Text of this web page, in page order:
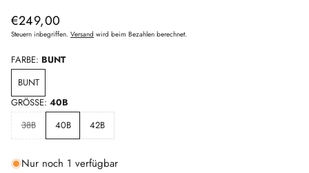
Normaler
Preis
€249,00
Steuern inbegriffen. Versand wird beim Bezahlen berechnet.
FARBE: BUNT
BUNT
GRÖSSE: 40B
38B
40B 42B
Nur noch 1 verfügbar